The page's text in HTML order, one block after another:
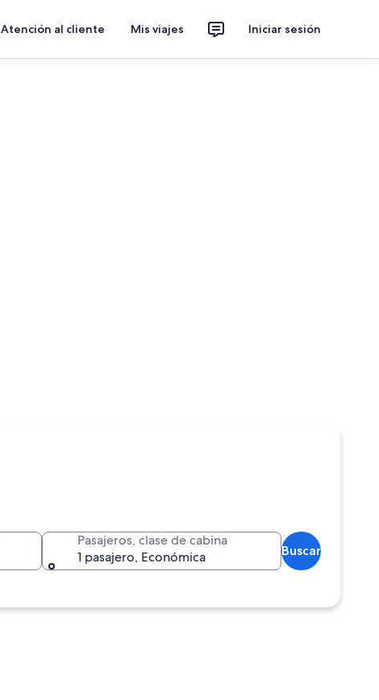
Atención al cliente Mis viajes Iniciar sesión
Pasajeros, clase de cabina
1 pasajero, Económica
Buscar